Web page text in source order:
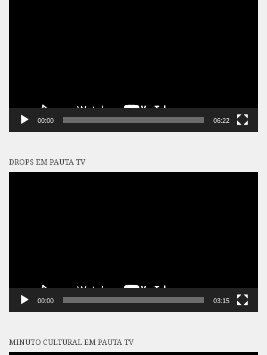
00:00 06:22
DROPS EM PAUTA TV
00:00 03:15
MINUTO CULTURAL EM PAUTA TV